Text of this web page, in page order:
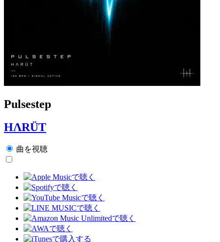
Pulsestep
HΛRÜT
曲を視聴